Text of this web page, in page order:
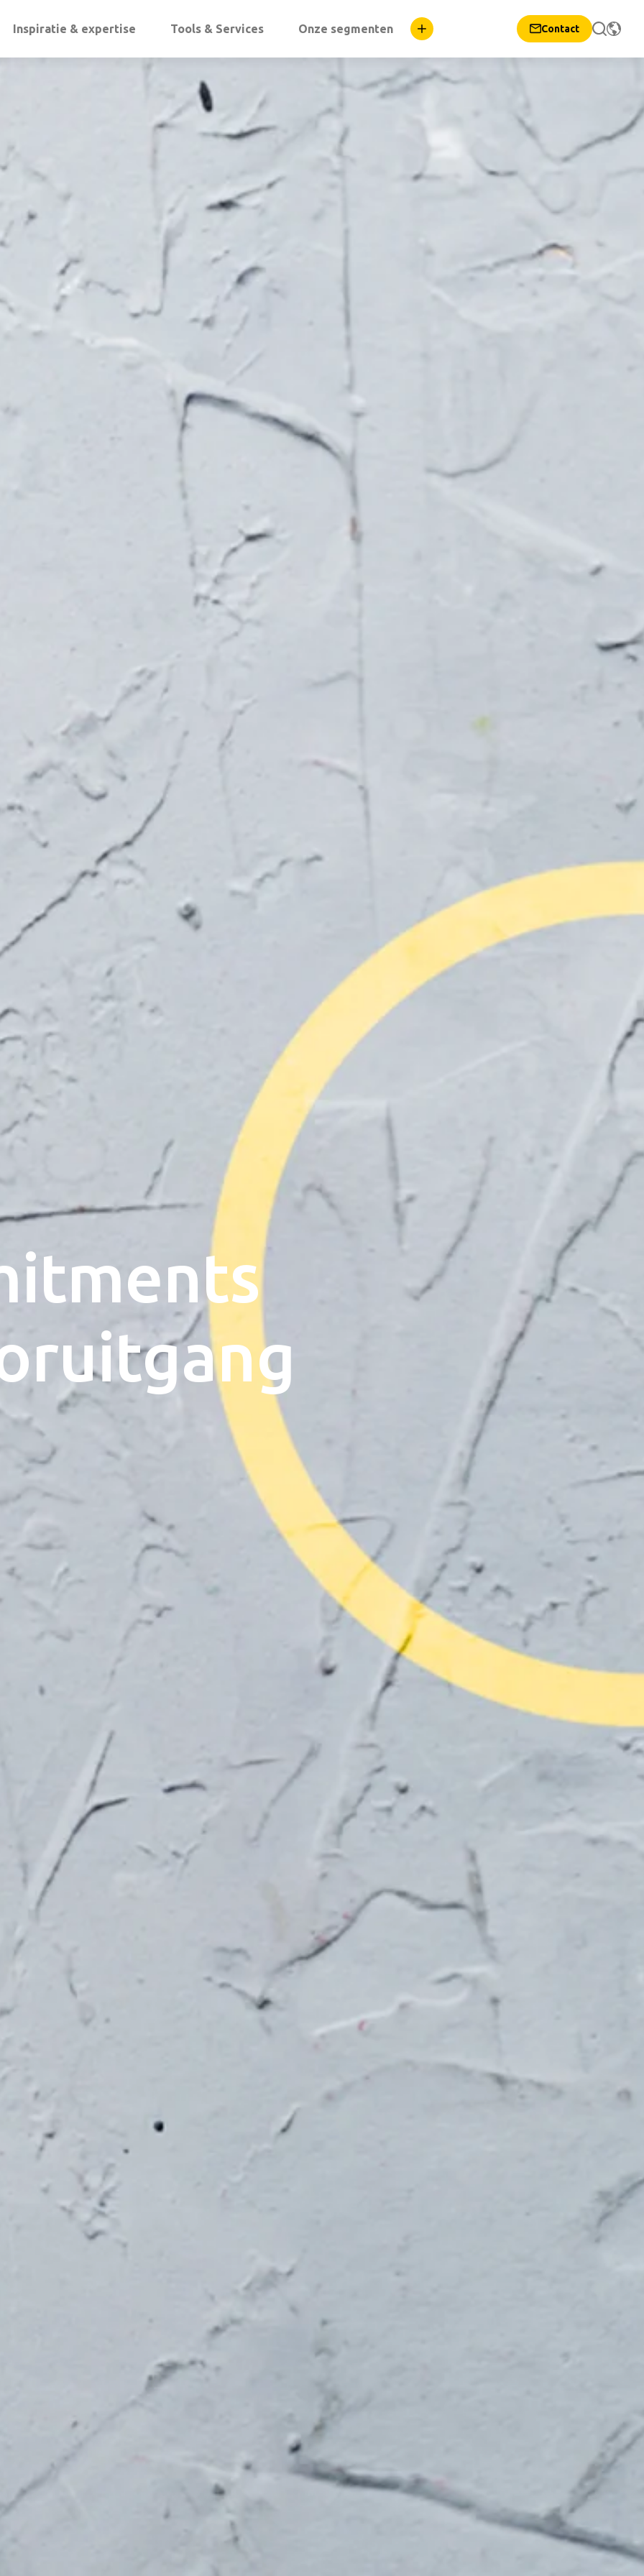
Inspiratie & expertise Tools & Services Onze segmenten Contact